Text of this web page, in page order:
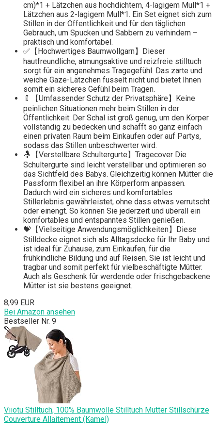
cm)*1 + Lätzchen aus hochdichtem, 4-lagigem Mull*1 +
Lätzchen aus 2-lagigem Mull*1. Ein Set eignet sich zum
Stillen in der Öffentlichkeit und für den täglichen
Gebrauch, um Spucken und Sabbern zu verhindern –
praktisch und komfortabel.
✅【Hochwertiges Baumwollgarn】Dieser
hautfreundliche, atmungsaktive und reizfreie stilltuch
sorgt für ein angenehmes Tragegefühl. Das zarte und
weiche Gaze-Lätzchen fusselt nicht und bietet Ihnen
somit ein sicheres Gefühl beim Tragen.
🍼【Umfassender Schutz der Privatsphäre】Keine
peinlichen Situationen mehr beim Stillen in der
Öffentlichkeit: Der Schal ist groß genug, um den Körper
vollständig zu bedecken und schafft so ganz einfach
einen privaten Raum beim Einkaufen oder auf Partys,
sodass das Stillen unbeschwerter wird.
🤱【Verstellbare Schultergurte】Tragecover Die
Schultergurte sind leicht verstellbar und optimieren so
das Sichtfeld des Babys. Gleichzeitig können Mütter die
Passform flexibel an ihre Körperform anpassen.
Dadurch wird ein sicheres und komfortables
Stillerlebnis gewährleistet, ohne dass etwas verrutscht
oder einengt. So können Sie jederzeit und überall ein
komfortables und entspanntes Stillen genießen.
💝【Vielseitige Anwendungsmöglichkeiten】Diese
Stilldecke eignet sich als Alltagsdecke für Ihr Baby und
ist ideal für Zuhause, zum Einkaufen, für die
frühkindliche Bildung und auf Reisen. Sie ist leicht und
tragbar und somit perfekt für vielbeschäftigte Mütter.
Auch als Geschenk für werdende oder frischgebackene
Mütter ist sie bestens geeignet.
8,99 EUR
Bei Amazon ansehen
Bestseller Nr. 9
Viiotu Stilltuch, 100% Baumwolle Stilltuch Mutter Stillschürze
Couverture Allaitement (Kamel)